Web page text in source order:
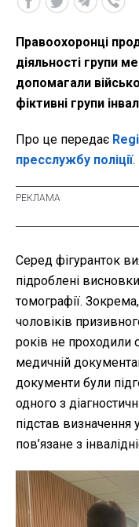
Правоохоронці
діяльності групи
допомагали
фіктивні групи
Про це передає
пресслужбу поліції.
Серед фігуранток
підроблені
томографії.
чоловіків
років не проходили
медичній
документи були
одного з
підстав
пов’язане з